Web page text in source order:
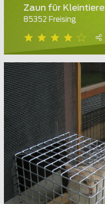
Zaun für Kleintiere
85352 Freising